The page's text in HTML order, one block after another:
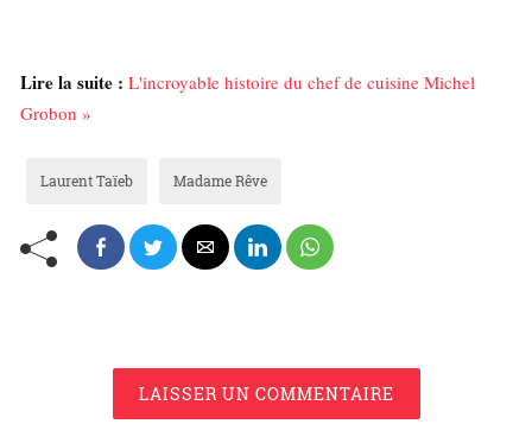
Lire la suite : L'incroyable histoire du chef de cuisine Michel
Grobon »
Laurent Taïeb Madame Rêve
LAISSER UN COMMENTAIRE